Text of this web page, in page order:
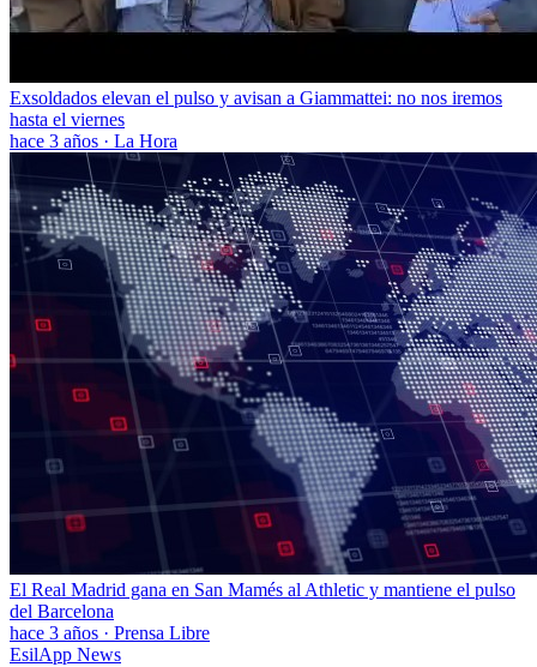
Exsoldados elevan el pulso y avisan a Giammattei: no nos iremos
hasta el viernes
hace 3 años · La Hora
El Real Madrid gana en San Mamés al Athletic y mantiene el pulso
del Barcelona
hace 3 años · Prensa Libre
EsilApp News